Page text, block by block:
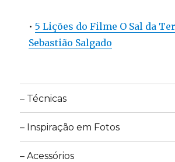
•5 Lições do Filme O Sal da
Sebastião Salgado
– Técnicas
– Inspiração em Fotos
– Acessórios